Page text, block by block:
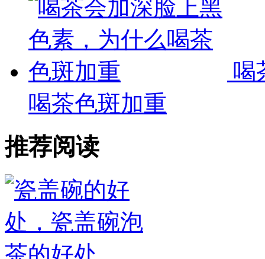
喝
喝茶色斑加重
推荐阅读